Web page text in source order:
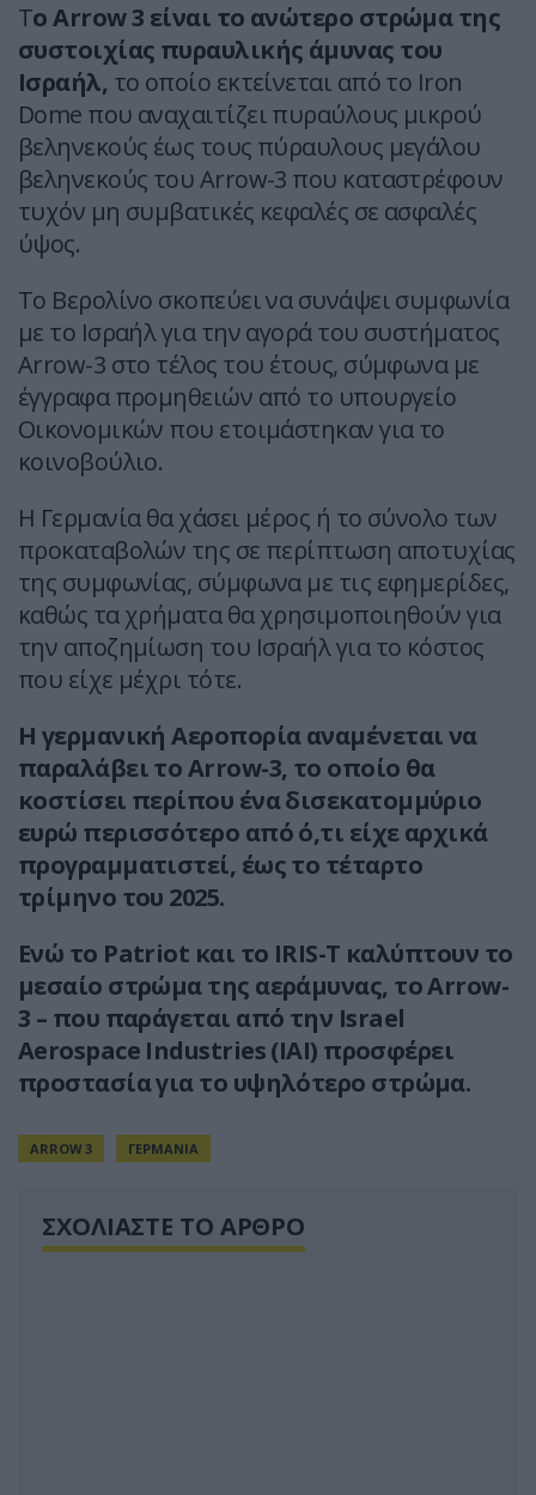
Το Arrow 3 είναι το ανώτερο στρώμα της
συστοιχίας πυραυλικής άμυνας του
Ισραήλ, το οποίο εκτείνεται από το Iron
Dome που αναχαιτίζει πυραύλους μικρού
βεληνεκούς έως τους πύραυλους μεγάλου
βεληνεκούς του Arrow-3 που καταστρέφουν
τυχόν μη συμβατικές κεφαλές σε ασφαλές
ύψος.
Το Βερολίνο σκοπεύει να συνάψει συμφωνία
με το Ισραήλ για την αγορά του συστήματος
Arrow-3 στο τέλος του έτους, σύμφωνα με
έγγραφα προμηθειών από το υπουργείο
Οικονομικών που ετοιμάστηκαν για το
κοινοβούλιο.
Η Γερμανία θα χάσει μέρος ή το σύνολο των
προκαταβολών της σε περίπτωση αποτυχίας
της συμφωνίας, σύμφωνα με τις εφημερίδες,
καθώς τα χρήματα θα χρησιμοποιηθούν για
την αποζημίωση του Ισραήλ για το κόστος
που είχε μέχρι τότε.
Η γερμανική Αεροπορία αναμένεται να
παραλάβει το Arrow-3, το οποίο θα
κοστίσει περίπου ένα δισεκατομμύριο
ευρώ περισσότερο από ό,τι είχε αρχικά
προγραμματιστεί, έως το τέταρτο
τρίμηνο του 2025.
Ενώ το Patriot και το IRIS-T καλύπτουν το
μεσαίο στρώμα της αεράμυνας, το Arrow-
3 – που παράγεται από την Israel
Aerospace Industries (IAI) προσφέρει
προστασία για το υψηλότερο στρώμα.
ARROW 3 ΓΕΡΜΑΝΙΑ
ΣΧΟΛΙΑΣΤΕ ΤΟ ΑΡΘΡΟ